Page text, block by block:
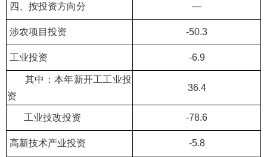
四、按投资方向分 —
涉农项目投资 -50.3
工业投资 -6.9
其中：本年新开工工业投
资
36.4
工业技改投资 -78.6
高新技术产业投资 -5.8